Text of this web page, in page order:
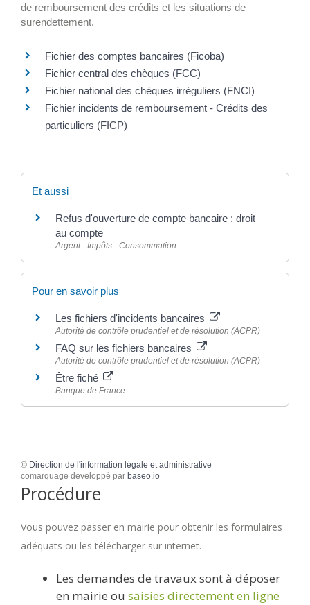
de remboursement des crédits et les situations de
surendettement.
Fichier des comptes bancaires (Ficoba)
Fichier central des chèques (FCC)
Fichier national des chèques irréguliers (FNCI)
Fichier incidents de remboursement - Crédits des
particuliers (FICP)
Et aussi
Refus d'ouverture de compte bancaire : droit
au compte
Argent - Impôts - Consommation
Pour en savoir plus
Les fichiers d'incidents bancaires
Autorité de contrôle prudentiel et de résolution (ACPR)
FAQ sur les fichiers bancaires
Autorité de contrôle prudentiel et de résolution (ACPR)
Être fiché
Banque de France
© Direction de l'information légale et administrative
comarquage developpé par baseo.io
Procédure
Vous pouvez passer en mairie pour obtenir les formulaires
adéquats ou les télécharger sur internet.
Les demandes de travaux sont à déposer
en mairie ou saisies directement en ligne